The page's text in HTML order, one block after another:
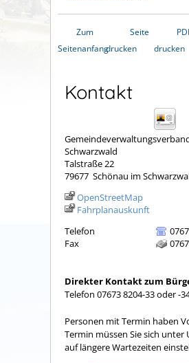
Zum
Seitenanfang
Seite
drucken
drucken
Kontakt
Schwarzwald
Talstraße 22
79677 Schönau im
OpenStreetMap
Fahrplanauskunft
Telefon
Fax
Direkter Kontakt zum
Telefon 07673 8204-33 oder -
Personen mit Termin haben
Termin müssen Sie sich unter
auf längere Wartezeiten